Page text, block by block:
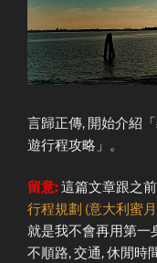
言歸正傳, 開始介紹
遊行程攻略」。
留意:這篇文章跟之
行程規劃 (意大利蜜
就是我不會再用第一
不順路, 交通, 休閒時